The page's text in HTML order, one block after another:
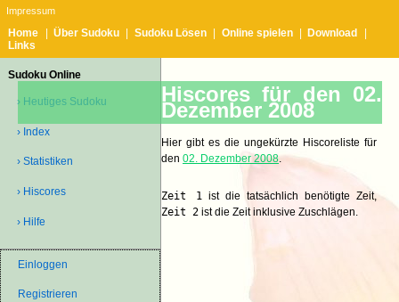
Impressum
Home Über Sudoku Sudoku Lösen Online spielen Download
Links
Sudoku Online
› Heutiges Sudoku
› Index
› Statistiken
› Hiscores
› Hilfe
Einloggen
Registrieren
Hiscores für den 02.
Dezember 2008
Hier gibt es die ungekürzte Hiscoreliste für
den 02. Dezember 2008.
Zeit 1ist die tatsächlich benötigte Zeit,
Zeit 2 ist die Zeit inklusive Zuschlägen.